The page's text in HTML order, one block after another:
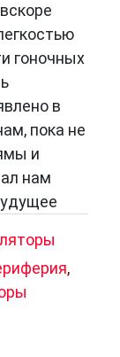
гоночных
в
пока не
и
нам
,